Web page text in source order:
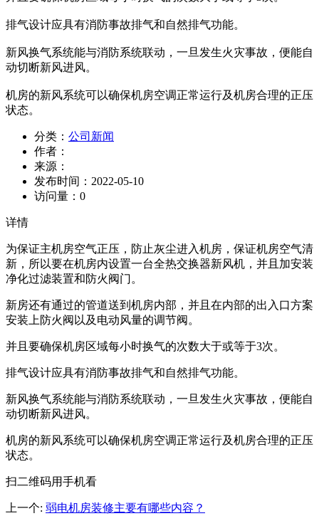
排气设计应具有消防事故排气和自然排气功能。
新风换气系统能与消防系统联动，一旦发生火灾事故，便能自
动切断新风进风。
机房的新风系统可以确保机房空调正常运行及机房合理的正压
状态。
分类： 公司新闻
作者：
来源：
发布时间： 2022-05-10
访问量： 0
详情
为保证主机房空气正压，防止灰尘进入机房，保证机房空气清
新，所以要在机房内设置一台全热交换器新风机，并且加安装
净化过滤装置和防火阀门。
新房还有通过的管道送到机房内部，并且在内部的出入口方案
安装上防火阀以及电动风量的调节阀。
并且要确保机房区域每小时换气的次数大于或等于3次。
排气设计应具有消防事故排气和自然排气功能。
新风换气系统能与消防系统联动，一旦发生火灾事故，便能自
动切断新风进风。
机房的新风系统可以确保机房空调正常运行及机房合理的正压
状态。
扫二维码用手机看
上一个: 弱电机房装修主要有哪些内容？